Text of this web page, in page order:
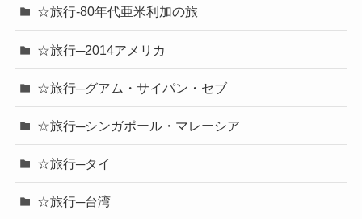
☆旅行-80年代亜米利加の旅
☆旅行─2014アメリカ
☆旅行─グアム・サイパン・セブ
☆旅行─シンガポール・マレーシア
☆旅行─タイ
☆旅行─台湾